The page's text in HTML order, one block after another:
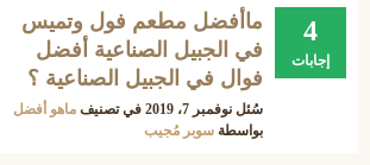
4
إجابات
ماأفضل مطعم فول وتميس
في الجبيل الصناعية أفضل
فوال في الجبيل الصناعية ؟
سُئل نوفمبر 7، 2019 في تصنيف ماهو أفضل
بواسطة سوبر مُجيب